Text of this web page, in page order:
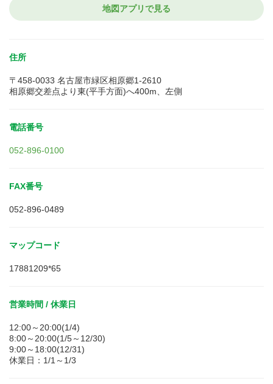
地図アプリで見る
住所
〒458-0033 名古屋市緑区相原郷1-2610
相原郷交差点より東(平手方面)へ400m、左側
電話番号
052-896-0100
FAX番号
052-896-0489
マップコード
17881209*65
営業時間 / 休業日
12:00～20:00(1/4)
8:00～20:00(1/5～12/30)
9:00～18:00(12/31)
休業日：1/1～1/3